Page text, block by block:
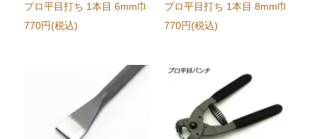
プロ平目打ち 1本目 6mm巾
770円(税込)
プロ平目打ち 1本目 8mm巾
770円(税込)